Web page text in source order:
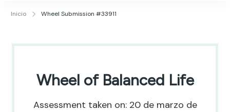
Publicidad y Diseño Gráfico
Inicio Wheel Submission #33911
Wheel of Balanced Life
Assessment taken on: 20 de marzo de